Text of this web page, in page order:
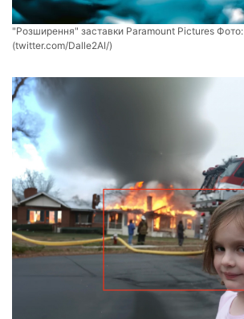
"Розширення" заставки Paramount Pictures Фото:
(twitter.com/Dalle2AI/)